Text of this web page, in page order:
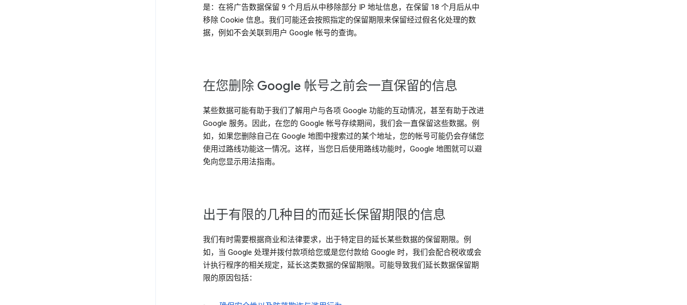
是：在将广告数据保留 9 个月后从中移除部分 IP 地址信息，在保留 18 个月后从中
移除 Cookie 信息。我们可能还会按照指定的保留期限来保留经过假名化处理的数
据，例如不会关联到用户 Google 帐号的查询。
在您删除 Google 帐号之前会一直保留的信息
某些数据可能有助于我们了解用户与各项 Google 功能的互动情况，甚至有助于改进
Google 服务。因此，在您的 Google 帐号存续期间，我们会一直保留这些数据。例
如，如果您删除自己在 Google 地图中搜索过的某个地址，您的帐号可能仍会存储您
使用过路线功能这一情况。这样，当您日后使用路线功能时，Google 地图就可以避
免向您显示用法指南。
出于有限的几种目的而延长保留期限的信息
我们有时需要根据商业和法律要求，出于特定目的延长某些数据的保留期限。例
如，当 Google 处理并拨付款项给您或是您付款给 Google 时，我们会配合税收或会
计执行程序的相关规定，延长这类数据的保留期限。可能导致我们延长数据保留期
限的原因包括：